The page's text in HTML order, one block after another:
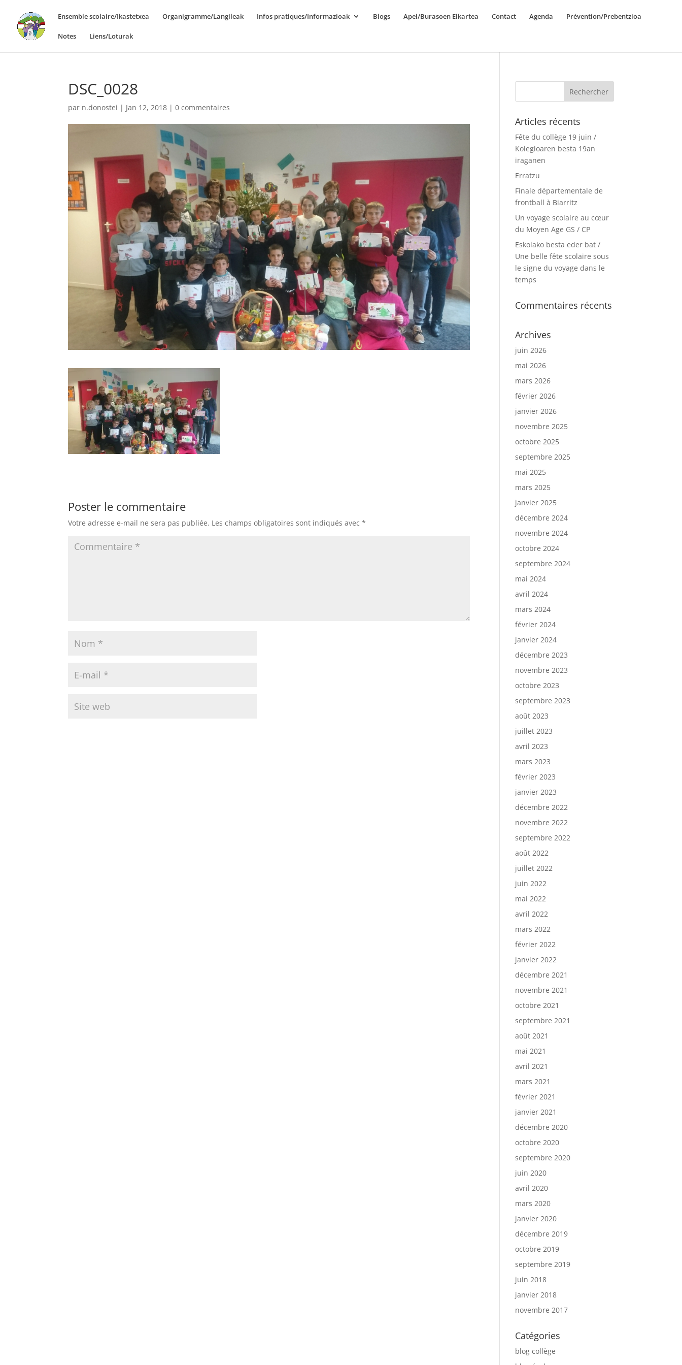
Ensemble scolaire/Ikastetxea Organigramme/Langileak Infos pratiques/Informazioak Blogs Apel/Burasoen Elkartea Contact Agenda Prévention/Prebentzioa
Notes Liens/Loturak
DSC_0028
par n.donostei | Jan 12, 2018 |0 commentaires
Poster le commentaire
Votre adresse e-mail ne sera pas publiée. Les champs obligatoires sont indiqués avec*
Articles récents
Fête du collège 19 juin /
Kolegioaren besta 19an
iraganen
Erratzu
Finale départementale de
frontball à Biarritz
Un voyage scolaire au cœur
du Moyen Age GS / CP
Eskolako besta eder bat /
Une belle fête scolaire sous
le signe du voyage dans le
temps
Commentaires récents
Archives
juin 2026
mai 2026
mars 2026
février 2026
janvier 2026
novembre 2025
octobre 2025
septembre 2025
mai 2025
mars 2025
janvier 2025
décembre 2024
novembre 2024
octobre 2024
septembre 2024
mai 2024
avril 2024
mars 2024
février 2024
janvier 2024
décembre 2023
novembre 2023
octobre 2023
septembre 2023
août 2023
juillet 2023
avril 2023
mars 2023
février 2023
janvier 2023
décembre 2022
novembre 2022
septembre 2022
août 2022
juillet 2022
juin 2022
mai 2022
avril 2022
mars 2022
février 2022
janvier 2022
décembre 2021
novembre 2021
octobre 2021
septembre 2021
août 2021
mai 2021
avril 2021
mars 2021
février 2021
janvier 2021
décembre 2020
octobre 2020
septembre 2020
juin 2020
avril 2020
mars 2020
janvier 2020
décembre 2019
octobre 2019
septembre 2019
juin 2018
janvier 2018
novembre 2017
Catégories
blog collège